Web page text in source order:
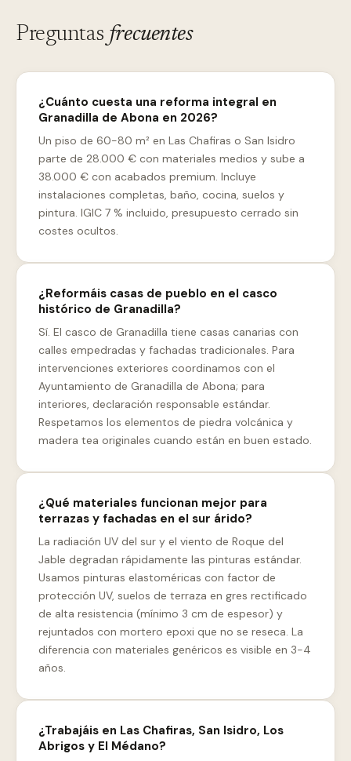
Preguntas frecuentes
¿Cuánto cuesta una reforma integral en
Granadilla de Abona en 2026?
Un piso de 60-80 m² en Las Chafiras o San Isidro
parte de 28.000 € con materiales medios y sube a
38.000 € con acabados premium. Incluye
instalaciones completas, baño, cocina, suelos y
pintura. IGIC 7 % incluido, presupuesto cerrado sin
costes ocultos.
¿Reformáis casas de pueblo en el casco
histórico de Granadilla?
Sí. El casco de Granadilla tiene casas canarias con
calles empedradas y fachadas tradicionales. Para
intervenciones exteriores coordinamos con el
Ayuntamiento de Granadilla de Abona; para
interiores, declaración responsable estándar.
Respetamos los elementos de piedra volcánica y
madera tea originales cuando están en buen estado.
¿Qué materiales funcionan mejor para
terrazas y fachadas en el sur árido?
La radiación UV del sur y el viento de Roque del
Jable degradan rápidamente las pinturas estándar.
Usamos pinturas elastoméricas con factor de
protección UV, suelos de terraza en gres rectificado
de alta resistencia (mínimo 3 cm de espesor) y
rejuntados con mortero epoxi que no se reseca. La
diferencia con materiales genéricos es visible en 3-4
años.
¿Trabajáis en Las Chafiras, San Isidro, Los
Abrigos y El Médano?